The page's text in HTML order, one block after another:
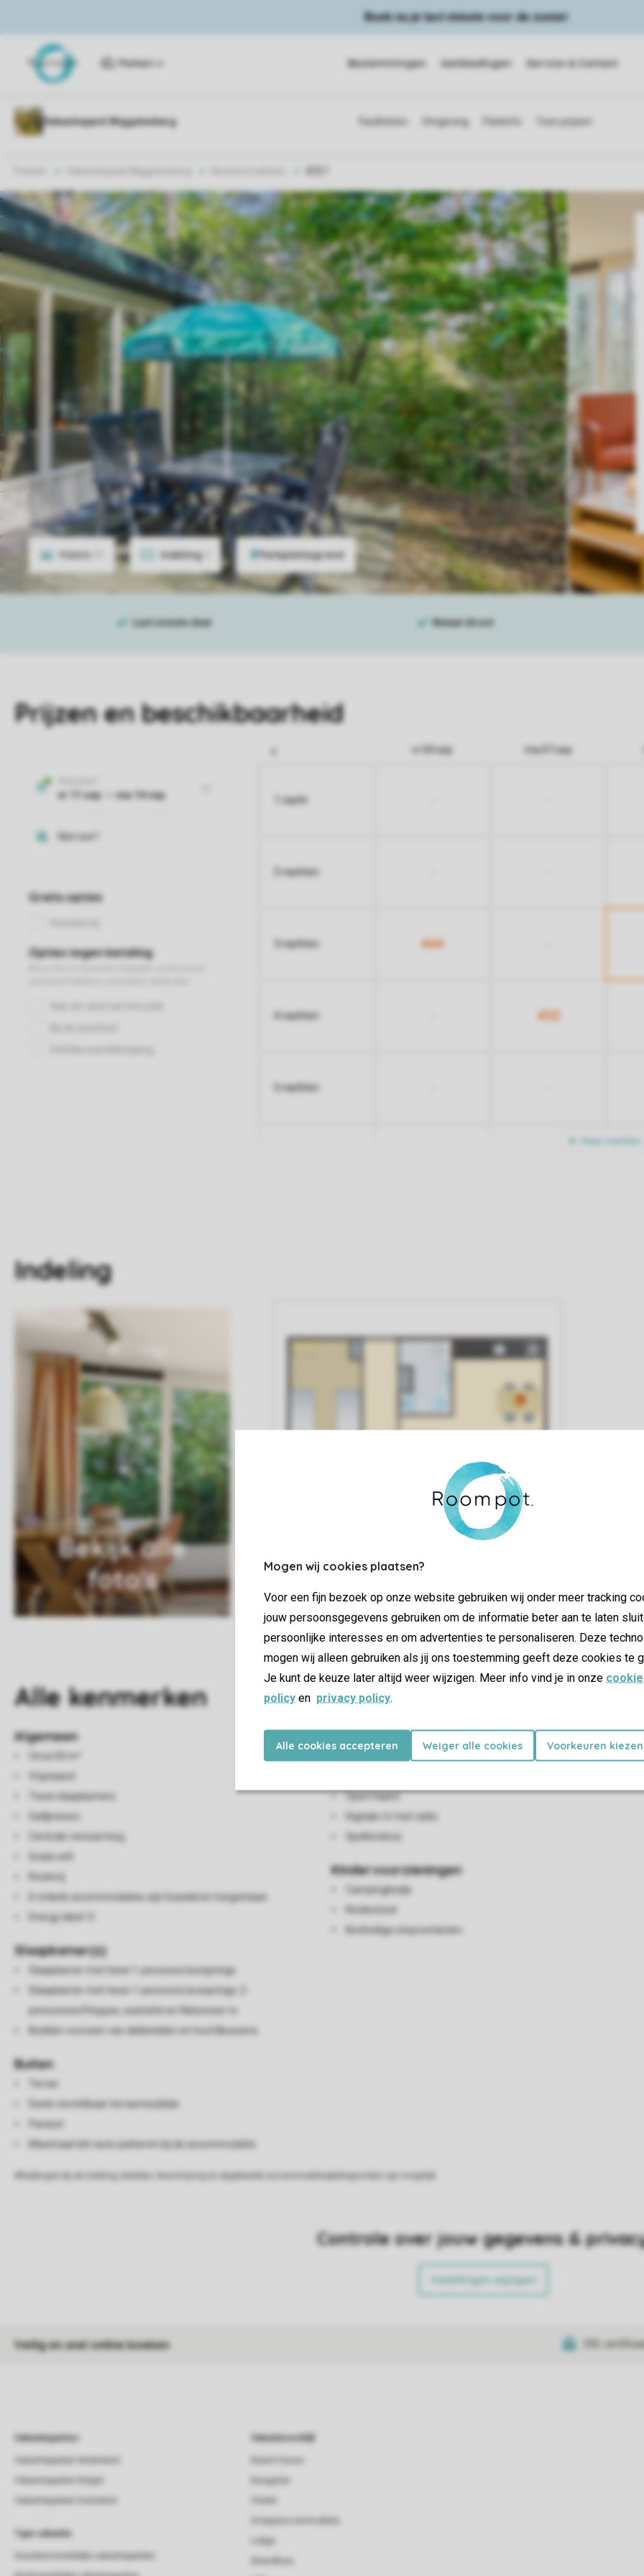
Mogen wij cookies plaatsen?
Voor een fijn bezoek op onze website gebruiken wij onder meer tracking
jouw persoonsgegevens gebruiken om de informatie beter aan te laten
persoonlijke interesses en om advertenties te personaliseren. Deze
mogen wij alleen gebruiken als jij ons toestemming geeft deze cookies te
Je kunt de keuze later altijd weer wijzigen. Meer info vind je in onze cookie
policy en privacy policy.
Alle cookies accepteren Weiger alle cookies Voorkeuren kiezen
Boek nu je last minute voor de zomer
Parken Bestemmingen Aanbiedingen Service & Contact
Foto's Indeling
Prijzen en beschikbaarheid
vr 04 sep ma 07 sep
1 nacht
2 nachten
3 nachten 464
4 nachten 452
5 nachten
Indeling
Bekijk alle
foto's
Allekenmerken
Algemeen
Circa 50 m²
Vrijstaand
Twee slaapkamers
Gelijkvloers
Centrale verwarming
Gratis wifi
Rookvrij
In enkele accommodaties zijn huisdieren toegestaan
Energy label: D
Slaapkamer(s)
Slaapkamer met twee 1-persoons boxsprings
Slaapkamer met twee 1-persoons boxsprings, 2-
persoonssofttopper, wastafel en flatscreen-tv
Bedden voorzien van dekbedden en hoofdkussens
Buiten
Terras
Deels verstelbaar terrasmeubilair
Parasol
Maximaal één auto parkeren bij de accommodatie
Woon-/eetkamer
Open haard
Digitale-tv met radio
Spellendoos
Kindervoorzieningen
Campingbedje
Kinderstoel
Kindveilige stopcontacten
Controle over jouw gegevens &
Instellingen wijzigen
Veilig en snel online boeken SSL certificaat
Vakantieparken
Type vakantie
Vakantieverblijf